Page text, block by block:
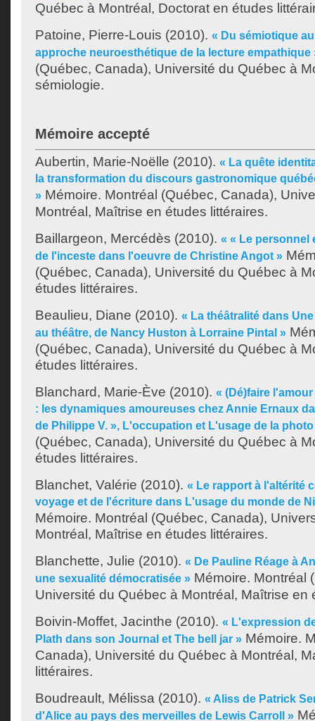
Québec à Montréal, Doctorat en études
Patoine, Pierre-Louis (2010). « Du sémiotique
approche neuroesthétique de la lecture empathique
(Québec, Canada), Université du Québec à
sémiologie.
Mémoire accepté
Aubertin, Marie-Noëlle (2010). « La quête
la transformation du discours gastronomique
» Mémoire. Montréal (Québec, Canada),
Montréal, Maîtrise en études littéraires.
Baillargeon, Mercédès (2010). « « Le personnel
de l'inceste dans l'oeuvre de Christine Angot »
(Québec, Canada), Université du Québec à
études littéraires.
Beaulieu, Diane (2010). « La théâtralité dans
au théâtre, de Nancy Huston à Lorraine Pintal »
(Québec, Canada), Université du Québec à
études littéraires.
Blanchard, Marie-Ève (2010). « (Dé)faire
: les dynamiques amoureuses chez Annie Ernaux
de Philippe V. », L'occupation et L'usage de la photo
(Québec, Canada), Université du Québec à
études littéraires.
Blanchet, Valérie (2010). « Le rapport à l'altérité
voyage et de l'écriture dans L'usage du monde de
Mémoire. Montréal (Québec, Canada),
Montréal, Maîtrise en études littéraires.
Blanchette, Julie (2010). « De Pauline Réage à
une sexualité démocratisée » Mémoire. Montréal
Université du Québec à Montréal, Maîtrise en
Boivin-Moffet, Jacinthe (2010). « L'expression
Plath dans son Journal et The bell jar » Mémoire.
Canada), Université du Québec à Montréal,
littéraires.
Boudreault, Mélissa (2010). « Aliss de Patrick
d'Alice au pays des merveilles de Lewis Carroll »